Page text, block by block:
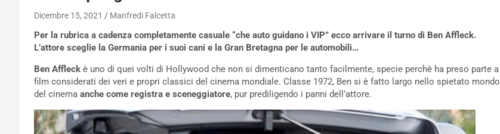
Dicembre 15, 2021 Manfredi Falcetta
Per la rubrica a cadenza completamente casuale “che auto guidano i VIP” ecco arrivare il turno di Ben Affleck.
L’attore sceglie la Germania per i suoi cani e la Gran Bretagna per le automobili…
Ben Affleck è uno di quei volti di Hollywood che non si dimenticano tanto facilmente, specie perchè ha preso parte a
film considerati dei veri e propri classici del cinema mondiale. Classe 1972, Ben si è fatto largo nello spietato mondo
del cinema anche come registra e sceneggiatore, pur prediligendo i panni dell’attore.